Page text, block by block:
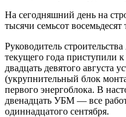
На сегодняшний день на
тысячи семьсот восемьдесят
Руководитель
текущего года
двадцать девятого
(укрупнительный блок
первого энергоблока. В
двенадцать УБМ — все
одиннадцатого сентября.